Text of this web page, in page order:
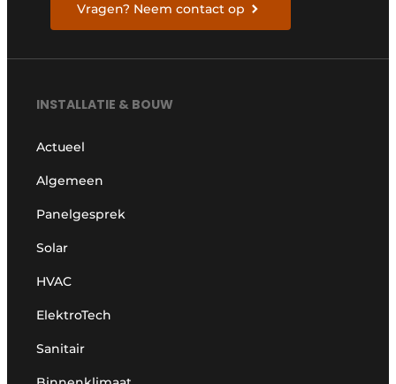
Vragen? Neem contact op
INSTALLATIE & BOUW
Actueel
Algemeen
Panelgesprek
Solar
HVAC
ElektroTech
Sanitair